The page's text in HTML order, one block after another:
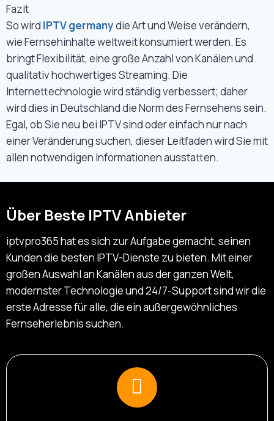
Fazit
So wird IPTV germanydie Art und Weise verändern,
wie Fernsehinhalte weltweit konsumiert werden. Es
bringt Flexibilität, eine große Anzahl von Kanälen und
qualitativ hochwertiges Streaming. Die
Internettechnologie wird ständig verbessert; daher
wird dies in Deutschland die Norm des Fernsehens sein.
Egal, ob Sie neu bei IPTV sind oder einfach nur nach
einer Veränderung suchen, dieser Leitfaden wird Sie mit
allen notwendigen Informationen ausstatten.
Über Beste IPTV Anbieter
iptvpro365 hat es sich zur Aufgabe gemacht, seinen
Kunden die besten IPTV-Dienste zu bieten. Mit einer
großen Auswahl an Kanälen aus der ganzen Welt,
modernster Technologie und 24/7-Support sind wir die
erste Adresse für alle, die ein außergewöhnliches
Fernseherlebnis suchen.